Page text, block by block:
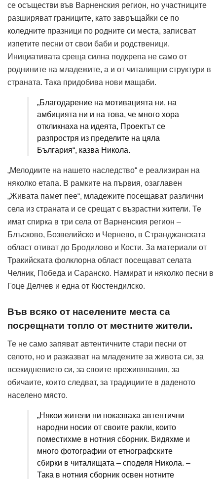
се осъществи във Варненския регион, но участниците
разширяват границите, като завръщайки се по
коледните празници по родните си места, записват
изпетите песни от свои баби и родственици.
Инициативата среща силна подкрепа не само от
роднините на младежите, а и от читалищни структури в
страната. Така придобива нови мащаби.
„Благодарение на мотивацията ни, на
амбицията ни и на това, че много хора
откликнаха на идеята, Проектът се
разпростря из пределите на цяла
България“, казва Никола.
„Мелодиите на нашето наследство“ е реализиран на
няколко етапа. В рамките на първия, озаглавен
„Живата памет пее“, младежите посещават различни
села из страната и се срещат с възрастни жители. Те
имат спирка в три села от Варненския регион –
Блъсково, Бозвелийско и Чернево, в Странджанската
област отиват до Бродилово и Кости. За материали от
Тракийската фолклорна област посещават селата
Челник, Победа и Саранско. Намират и няколко песни в
Гоце Делчев и една от Кюстендилско.
Във всяко от населените места са
посрещнати топло от местните жители.
Те не само запяват автентичните стари песни от
селото, но и разказват на младежите за живота си, за
всекидневието си, за своите преживявания, за
обичаите, които следват, за традициите в даденото
населено място.
„Някои жители ни показваха автентични
народни носии от своите ракли, които
поместихме в нотния сборник. Видяхме и
много фотографии от етнографските
сбирки в читалищата – споделя Никола. –
Така в нотния сборник освен нотните